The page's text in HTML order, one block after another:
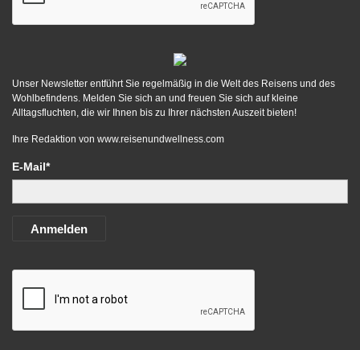
Unser Newsletter entführt Sie regelmäßig in die Welt des Reisens und des
Wohlbefindens. Melden Sie sich an und freuen Sie sich auf kleine
Alltagsfluchten, die wir Ihnen bis zu Ihrer nächsten Auszeit bieten!
Ihre Redaktion von www.reisenundwellness.com
E-Mail*
Anmelden